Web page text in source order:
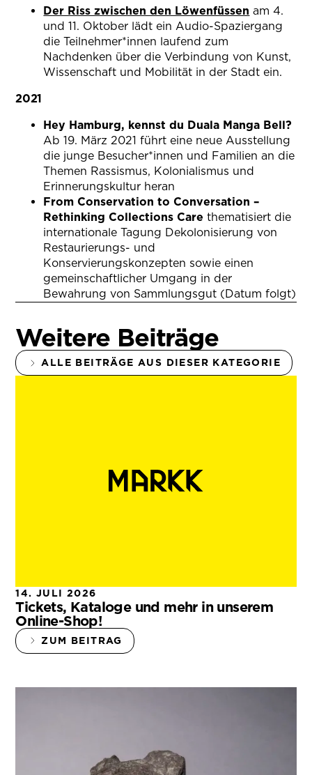
Der Riss zwischen den Löwenfüssen (öffnet in
am 4.
und 11. Oktober lädt ein Audio-Spaziergang
die Teilnehmer*innen laufend zum
Nachdenken über die Verbindung von Kunst,
Wissenschaft und Mobilität in der Stadt ein.
2021
Hey Hamburg, kennst du Duala Manga Bell?
Ab 19. März 2021 führt eine neue Ausstellung
die junge Besucher*innen und Familien an die
Themen Rassismus, Kolonialismus und
Erinnerungskultur heran
From Conservation to Conversation –
Rethinking Collections Care thematisiert die
internationale Tagung Dekolonisierung von
Restaurierungs- und
Konservierungskonzepten sowie einen
gemeinschaftlicher Umgang in der
Bewahrung von Sammlungsgut (Datum folgt)
Weitere Beiträge
ALLE BEITRÄGE AUS DIESER KATEGORIE
14. JULI 2026
Tickets, Kataloge und mehr in unserem
Online-Shop!
ZUM BEITRAG